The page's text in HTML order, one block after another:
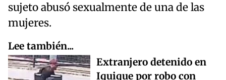
sujeto abusó sexualmente de una de las
mujeres.
Lee también...
Extranjero detenido en
Iquique por robo con